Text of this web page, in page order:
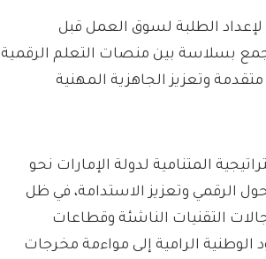
الطلبة لسوق العمل قبل
بسلاسة بين منصات التعلم الرقمية
وتعزيز الجاهزية المهنية
المتنامية لدولة الإمارات نحو
الرقمي وتعزيز الاستدامة، في ظل
التقنيات الناشئة وقطاعات
الرامية إلى مواءمة مخرجات